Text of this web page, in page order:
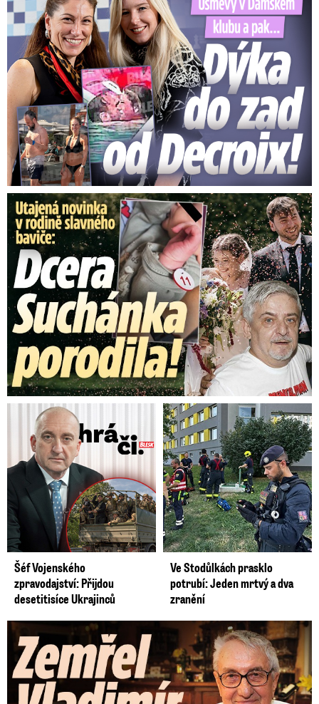
Utajená novinka v rodině baviče: Dcera Suchánka porodila
Šéf Vojenského
zpravodajství: Přijdou
desetitisíce Ukrajinců
Ve Stodůlkách prasklo
potrubí: Jeden mrtvý a dva
zranění
Zemřel Vladimír Páral (†94): Autor lechtivých Playgirls